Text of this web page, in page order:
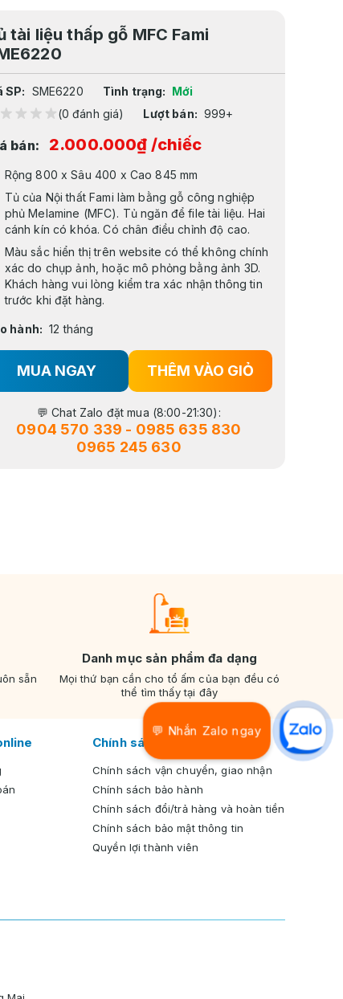
tài liệu thấp gỗ MFC Fami
SP: SME6220 Tình trạng: Mới
(0 đánh giá)
Lượt bán: 999+
bán: 2.000.000₫ /chiếc
Rộng 800 x Sâu 400 x Cao 845 mm
Tủ của Nội thất Fami làm bằng gỗ công nghiệp
phủ Melamine (MFC). Tủ ngăn để file tài liệu. Hai
cánh kín có khóa. Có chân điều chỉnh độ cao.
Màu sắc hiển thị trên website có thể không chính
xác do chụp ảnh, hoặc mô phỏng bằng ảnh 3D.
Khách hàng vui lòng kiểm tra xác nhận thông tin
trước khi đặt hàng.
hành: 12 tháng
MUA NGAY THÊM VÀO GIỎ
💬 Chat Zalo đặt mua (8:00-21:30):
0904 570 339 - 0985 635 830
0965 245 630
💬 Nhắn Zalo ngay
sẵn
Danh mục sản phẩm đa dạng
Mọi thứ bạn cần cho tổ ấm của bạn đều có
thể tìm thấy tại đây
Chính sách chung
Chính sách vận chuyển, giao nhận
Chính sách bảo hành
Chính sách đổi/trả hàng và hoàn tiền
Chính sách bảo mật thông tin
Quyền lợi thành viên